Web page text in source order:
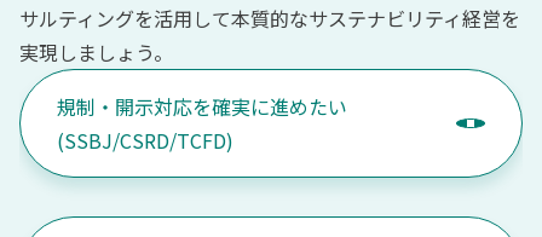
サルティングを活用して本質的なサステナビリティ経営を
実現しましょう。
規制・開示対応を確実に進めたい
(SSBJ/CSRD/TCFD)